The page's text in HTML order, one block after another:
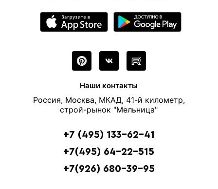
Наши контакты
Россия, Москва, МКАД, 41-й километр,
строй-рынок "Мельница"
+7 (495) 133-62-41
+7(495) 64-22-515
+7(926) 680-39-95